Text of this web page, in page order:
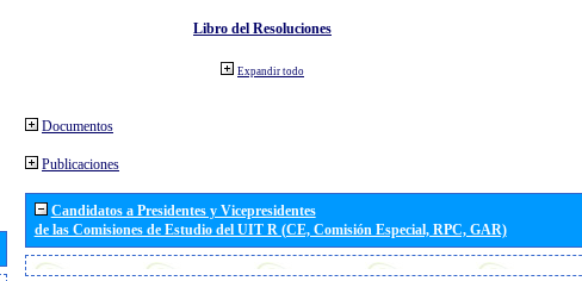
Libro del Resoluciones
Expandir todo
Documentos
Publicaciones
Candidatos a Presidentes y Vicepresidentes
de las Comisiones de Estudio del UIT R (CE, Comisión Especial, RPC, GAR)